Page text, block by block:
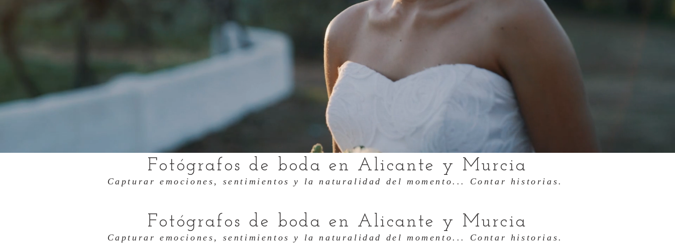
Fotógrafos de boda en Alicante y Murcia
Capturar emociones, sentimientos y la naturalidad del momento... Contar historias.
Fotógrafos de boda en Alicante y Murcia
Capturar emociones, sentimientos y la naturalidad del momento... Contar historias.